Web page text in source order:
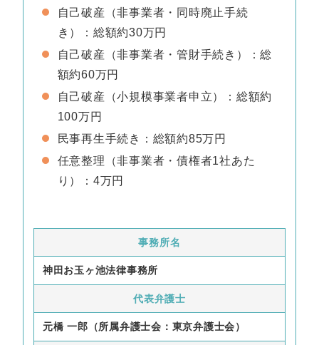
自己破産（非事業者・同時廃止手続
き）：総額約30万円
自己破産（非事業者・管財手続き）：総
額約60万円
自己破産（小規模事業者申立）：総額約
100万円
民事再生手続き：総額約85万円
任意整理（非事業者・債権者1社あた
り）：4万円
事務所名
神田お玉ヶ池法律事務所
代表弁護士
元橋 一郎（所属弁護士会：東京弁護士会）